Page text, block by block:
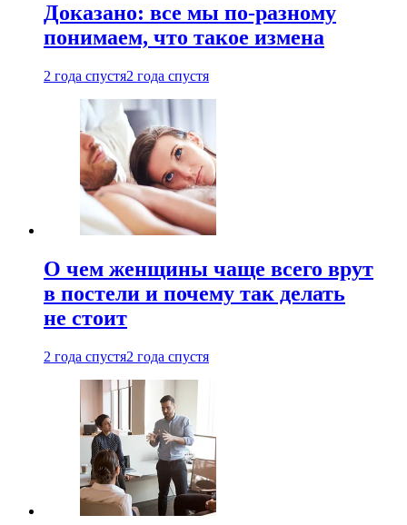
Доказано: все мы по-разному
понимаем, что такое измена
2 года спустя2 года спустя
О чем женщины чаще всего врут
в постели и почему так делать
не стоит
2 года спустя2 года спустя